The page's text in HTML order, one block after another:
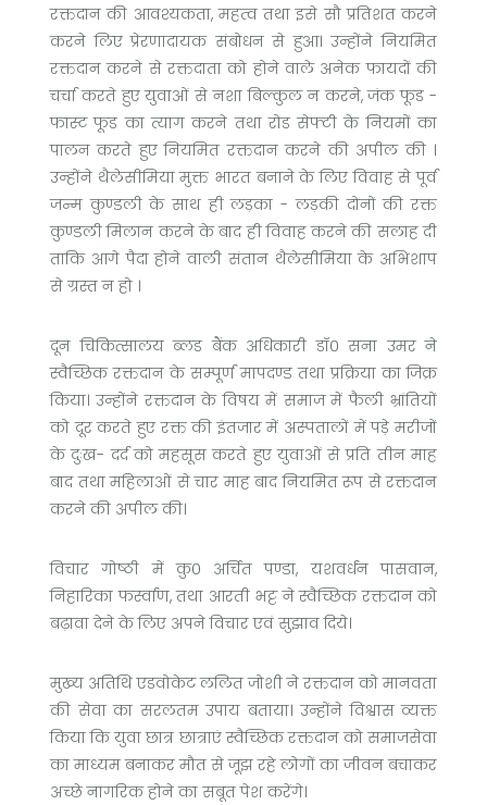
रक्तदान की आवश्यकता, महत्व तथा इसे सौ प्रतिशत करने
करने लिए प्रेरणादायक संबोधन से हुआ। उन्होंने नियमित
रक्तदान करने से रक्तदाता को होने वाले अनेक फायदों की
चर्चा करते हुए युवाओं से नशा बिल्कुल न करने, जंक फूड -
फास्ट फूड का त्याग करने तथा रोड सेफ्टी के नियमों का
पालन करते हुए नियमित रक्तदान करने की अपील की ।
उन्होंने थैलेसीमिया मुक्त भारत बनाने के लिए विवाह से पूर्व
जन्म कुण्डली के साथ ही लड़का - लड़की दोनों की रक्त
कुण्डली मिलान करने के बाद ही विवाह करने की सलाह दी
ताकि आगे पैदा होने वाली संतान थैलेसीमिया के अभिशाप
से ग्रस्त न हो ।
दून चिकित्सालय ब्लड बैंक अधिकारी डॉ० सना उमर ने
स्वैच्छिक रक्तदान के सम्पूर्ण मापदण्ड तथा प्रक्रिया का जिक्र
किया। उन्होंने रक्तदान के विषय में समाज में फैली भ्रांतियों
को दूर करते हुए रक्त की इंतजार में अस्पतालों में पड़े मरीजों
के दुःख- दर्द को महसूस करते हुए युवाओं से प्रति तीन माह
बाद तथा महिलाओं से चार माह बाद नियमित रूप से रक्तदान
करने की अपील की।
विचार गोष्ठी में कु० अर्चित पण्डा, यशवर्धन पासवान,
निहारिका फर्स्वाण, तथा आरती भट्ट ने स्वैच्छिक रक्तदान को
बढ़ावा देने के लिए अपने विचार एवं सुझाव दिये।
मुख्य अतिथि एडवोकेट ललित जोशी ने रक्तदान को मानवता
की सेवा का सरलतम उपाय बताया। उन्होंने विश्वास व्यक्त
किया कि युवा छात्र छात्राएं स्वैच्छिक रक्तदान को समाजसेवा
का माध्यम बनाकर मौत से जूझ रहे लोगों का जीवन बचाकर
अच्छे नागरिक होने का सबूत पेश करेंगे।